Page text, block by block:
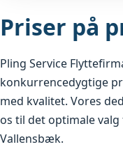
Priser på
Pling Service
konkurrencedygtige
med kvalitet. Vores
os til det optimale
Vallensbæk.